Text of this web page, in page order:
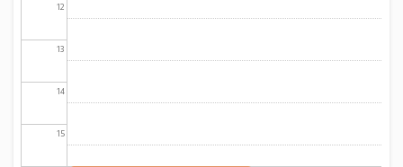
12
13
14
15